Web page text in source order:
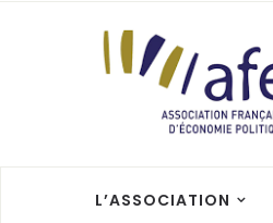
L’ASSOCIATION